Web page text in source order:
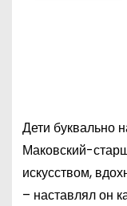
Дети буквально
Маковский-
искусством,
– наставлял он